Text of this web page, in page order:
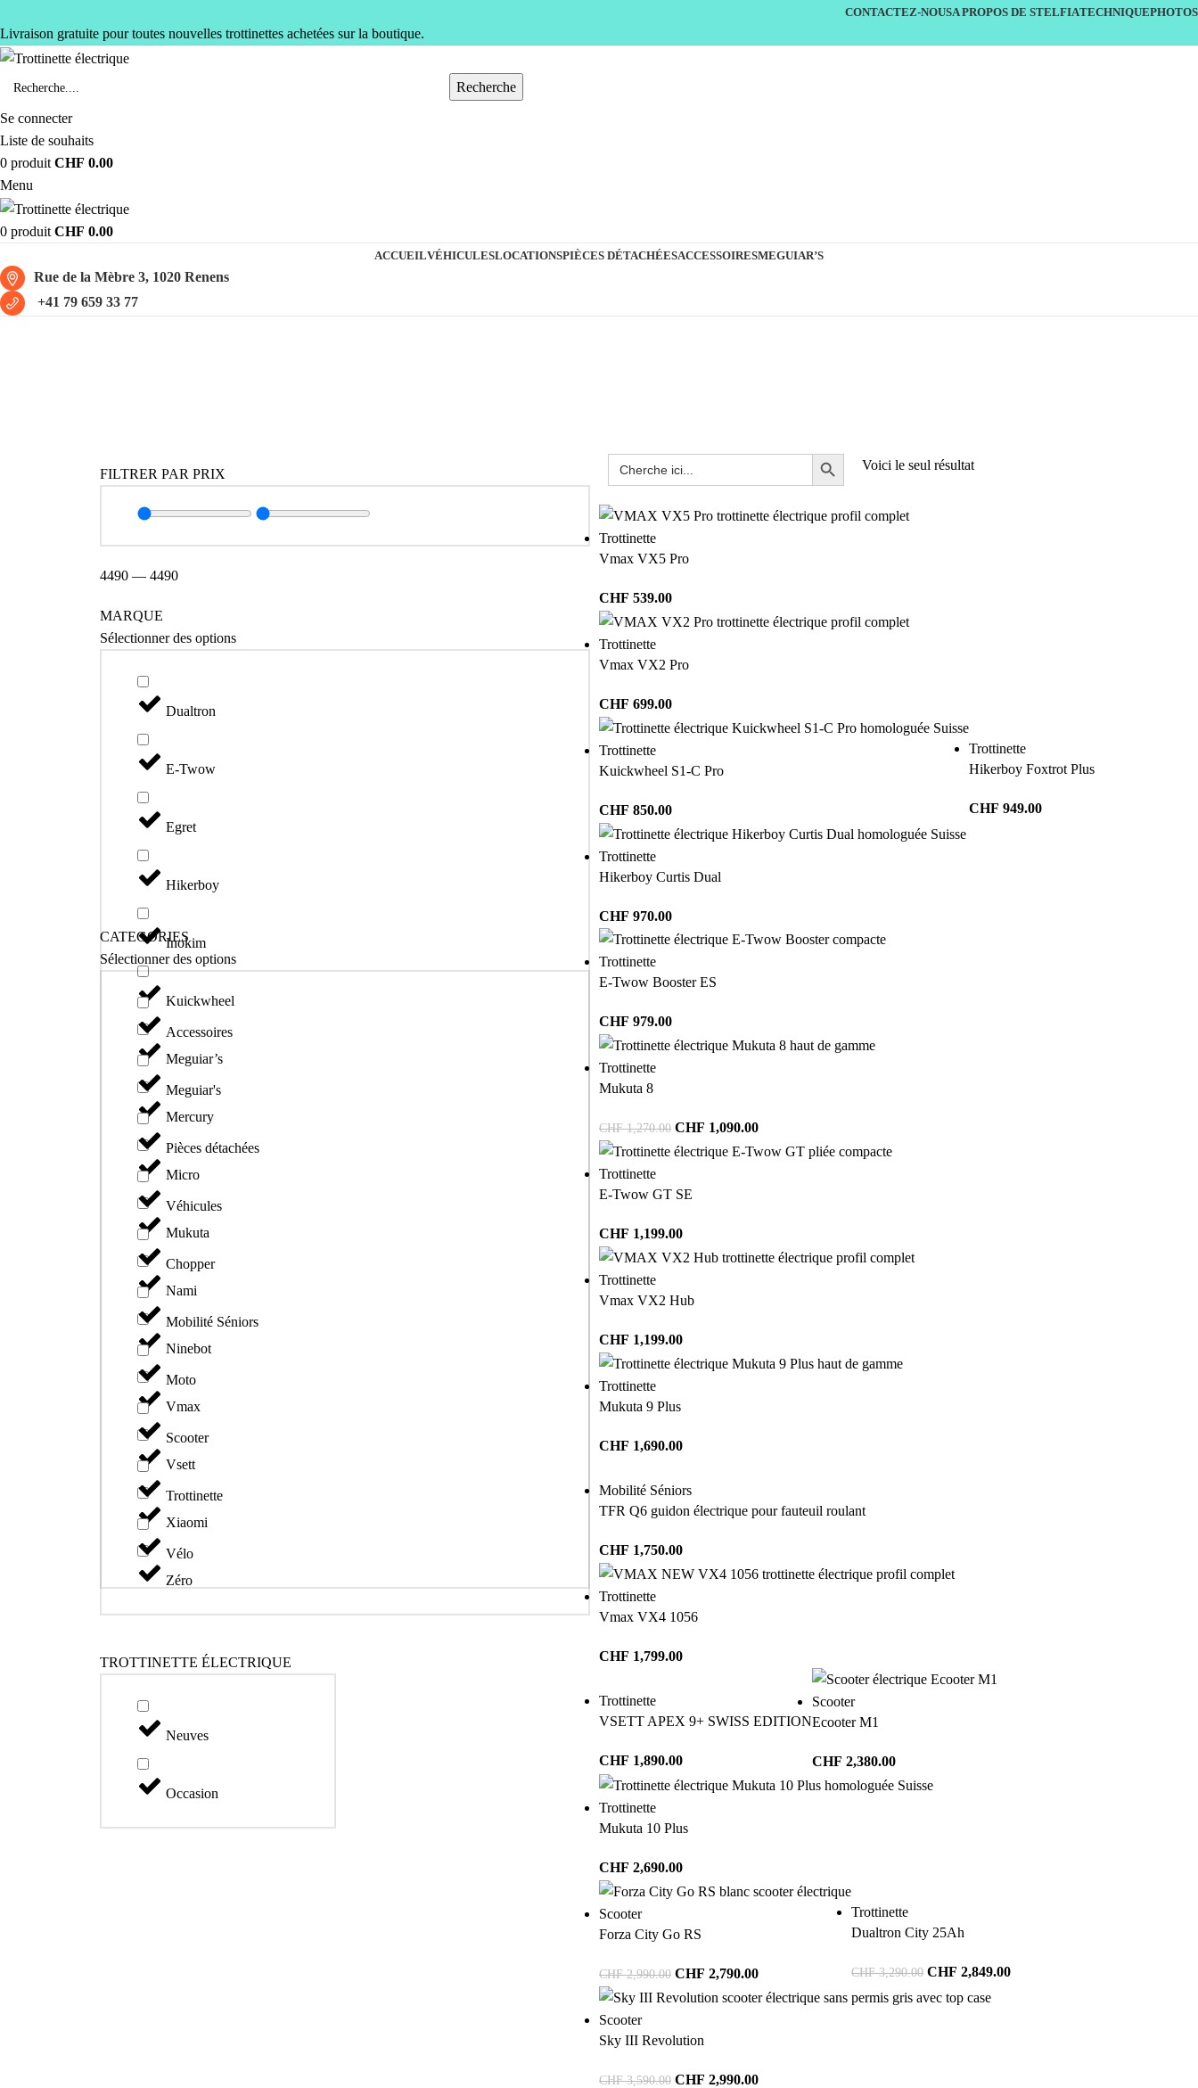
CONTACTEZ-NOUSA PROPOS DE STELFIATECHNIQUEPHOTOS
Livraison gratuite pour toutes nouvelles trottinettes achetées sur la boutique.
Recherche
Se connecter
Liste de souhaits
0 produit CHF 0.00
Menu
0 produit CHF 0.00
ACCUEILVÉHICULESLOCATIONSPIÈCES DÉTACHÉESACCESSOIRESMEGUIAR’S
Rue de la Mèbre 3, 1020 Renens
+41 79 659 33 77
FILTRER PAR PRIX
4490 — 4490
MARQUE
Sélectionner des options
Dualtron
E-Twow
Egret
Hikerboy
Inokim
Kuickwheel
Meguiar’s
Mercury
Micro
Mukuta
Nami
Ninebot
Vmax
Vsett
Xiaomi
Zéro
CATEGORIES
Sélectionner des options
Accessoires
Meguiar's
Pièces détachées
Véhicules
Chopper
Mobilité Séniors
Moto
Scooter
Trottinette
Vélo
TROTTINETTE ÉLECTRIQUE
Neuves
Occasion
Voici le seul résultat
Trottinette
Vmax VX5 Pro
CHF 539.00
Trottinette
Vmax VX2 Pro
CHF 699.00
Trottinette
Kuickwheel S1-C Pro
CHF 850.00
Trottinette
Hikerboy Foxtrot Plus
CHF 949.00
Trottinette
Hikerboy Curtis Dual
CHF 970.00
Trottinette
E-Twow Booster ES
CHF 979.00
Trottinette
Mukuta 8
CHF1,270.00 CHF 1,090.00
Trottinette
E-Twow GT SE
CHF 1,199.00
Trottinette
Vmax VX2 Hub
CHF 1,199.00
Trottinette
Mukuta 9 Plus
CHF 1,690.00
Mobilité Séniors
TFR Q6 guidon électrique pour fauteuil roulant
CHF 1,750.00
Trottinette
Vmax VX4 1056
CHF 1,799.00
Trottinette
VSETT APEX 9+ SWISS EDITION
CHF 1,890.00
Scooter
Ecooter M1
CHF 2,380.00
Trottinette
Mukuta 10 Plus
CHF 2,690.00
Scooter
Forza City Go RS
CHF2,990.00 CHF 2,790.00
Trottinette
Dualtron City 25Ah
CHF3,290.00 CHF 2,849.00
Scooter
Sky III Revolution
CHF3,590.00 CHF 2,990.00